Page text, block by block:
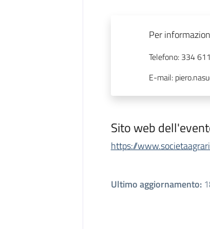
Per
Telefono: 334
E-mail:
Sito web
https://
Ultimo aggiornamento: